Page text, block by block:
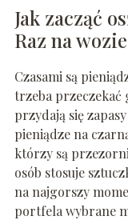
Jak zacząć
Raz na
Czasami są
trzeba przeczekać
przydają się
pieniądze na
którzy są
osób stosuje
na najgorszy
portfela wybrane